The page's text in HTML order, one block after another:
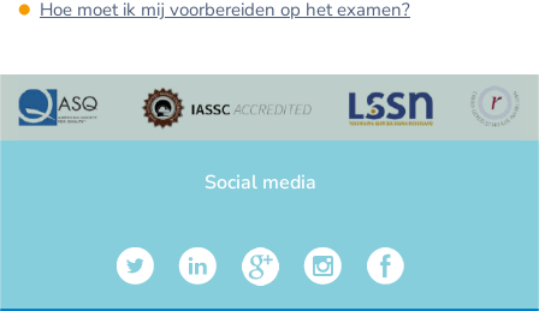
Hoe moet ik mij voorbereiden op het examen?
Social media